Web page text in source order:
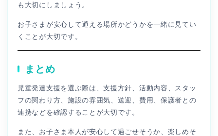
も大切にしましょう。
お子さまが安心して通える場所かどうかを一緒に見てい
くことが大切です。
まとめ
児童発達支援を選ぶ際は、支援方針、活動内容、スタッ
フの関わり方、施設の雰囲気、送迎、費用、保護者との
連携などを確認することが大切です。
また、お子さま本人が安心して過ごせそうか、楽しめそ